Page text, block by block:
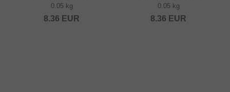
0.05 kg
8.36 EUR
0.05 kg
8.36 EUR